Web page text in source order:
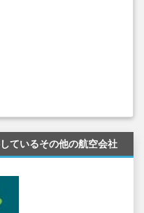
ているその他の航空会社